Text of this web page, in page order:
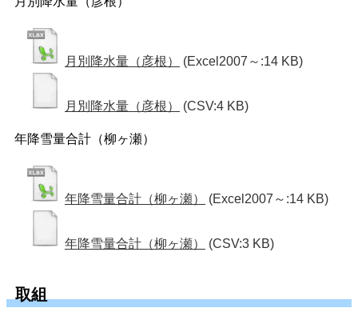
月別降水量（彦根） (Excel2007～:14 KB)
月別降水量（彦根） (CSV:4 KB)
年降雪量合計（柳ヶ瀬）
年降雪量合計（柳ヶ瀬） (Excel2007～:14 KB)
年降雪量合計（柳ヶ瀬） (CSV:3 KB)
取組